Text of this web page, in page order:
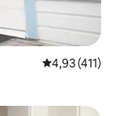
Prosječna
4,93 (411)